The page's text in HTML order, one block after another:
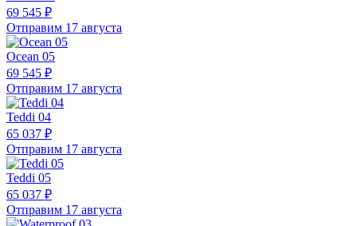
69 545 ₽
Отправим 17 августа
Ocean 05
69 545 ₽
Отправим 17 августа
Teddi 04
65 037 ₽
Отправим 17 августа
Teddi 05
65 037 ₽
Отправим 17 августа